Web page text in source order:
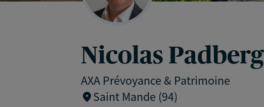
Nicolas Padberg
AXA Prévoyance & Patrimoine
Saint Mande (94)